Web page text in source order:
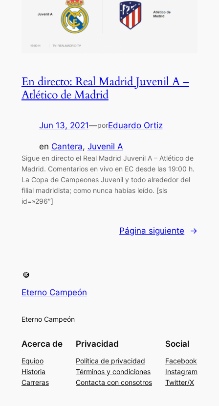
En directo: Real Madrid Juvenil A –
Atlético de Madrid
Jun 13, 2021—porEduardo Ortiz
en Cantera, Juvenil A
Sigue en directo el Real Madrid Juvenil A – Atlético de
Madrid. Comentarios en vivo en EC desde las 19:00 h.
La Copa de Campeones Juvenil y todo alrededor del
filial madridista; como nunca habías leído. [sls
id=»296″]
Página siguiente →
Eterno Campeón
Eterno Campeón
Acerca de
Equipo
Historia
Carreras
Privacidad
Política de privacidad
Términos y condiciones
Contacta con consotros
Social
Facebook
Instagram
Twitter/X